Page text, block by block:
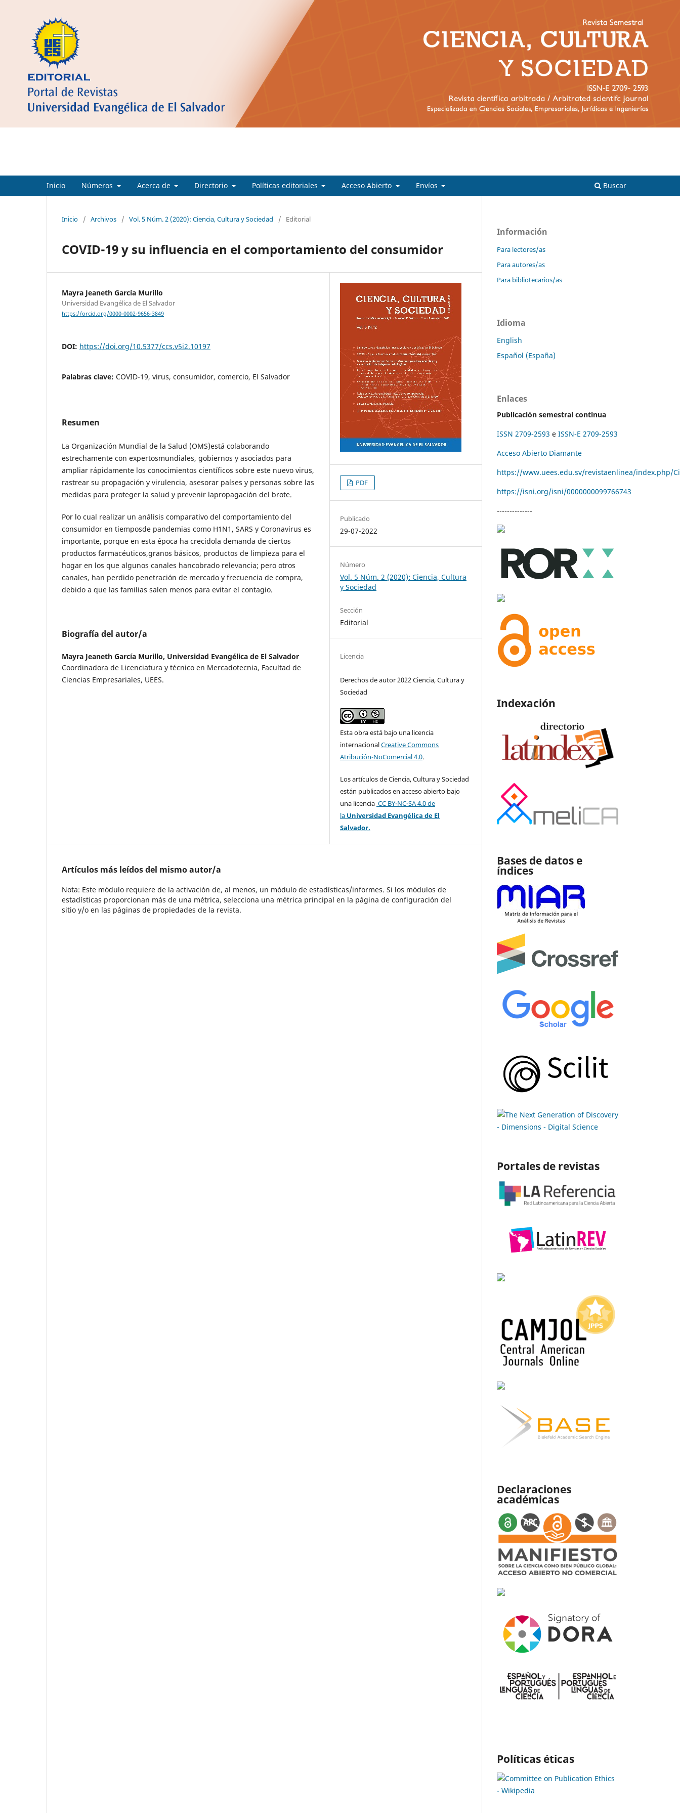
Inicio Números Acerca de Directorio Políticas editoriales Acceso Abierto Envíos Buscar
Inicio / Archivos / Vol. 5 Núm. 2 (2020): Ciencia, Cultura y Sociedad / Editorial
COVID-19 y su influencia en el comportamiento del consumidor
Mayra Jeaneth García Murillo
Universidad Evangélica de El Salvador
https://orcid.org/0000-0002-9656-3849
DOI: https://doi.org/10.5377/ccs.v5i2.10197
Palabras clave: COVID-19, virus, consumidor, comercio, El Salvador
Resumen
La Organización Mundial de la Salud (OMS)está colaborando
estrechamente con expertosmundiales, gobiernos y asociados para
ampliar rápidamente los conocimientos científicos sobre este nuevo virus,
rastrear su propagación y virulencia, asesorar países y personas sobre las
medidas para proteger la salud y prevenir lapropagación del brote.
Por lo cual realizar un análisis comparativo del comportamiento del
consumidor en tiemposde pandemias como H1N1, SARS y Coronavirus es
importante, porque en esta época ha crecidola demanda de ciertos
productos farmacéuticos,granos básicos, productos de limpieza para el
hogar en los que algunos canales hancobrado relevancia; pero otros
canales, han perdido penetración de mercado y frecuencia de compra,
debido a que las familias salen menos para evitar el contagio.
Biografía del autor/a
Mayra Jeaneth García Murillo, Universidad Evangélica de El Salvador
Coordinadora de Licenciatura y técnico en Mercadotecnia, Facultad de
Ciencias Empresariales, UEES.
PDF
Publicado
29-07-2022
Número
Vol. 5 Núm. 2 (2020): Ciencia, Cultura
y Sociedad
Sección
Editorial
Licencia
Derechos de autor 2022 Ciencia, Cultura y
Sociedad
Esta obra está bajo una licencia
internacionalCreative Commons
Atribución-NoComercial 4.0.
Los artículos de Ciencia, Cultura y Sociedad
están publicados en acceso abierto bajo
una licencia CC BY-NC-SA 4.0de
la Universidad Evangélica de El
Salvador.
Artículos más leídos del mismo autor/a
Nota: Este módulo requiere de la activación de, al menos, un módulo de estadísticas/informes. Si los módulos de
estadísticas proporcionan más de una métrica, selecciona una métrica principal en la página de configuración del
sitio y/o en las páginas de propiedades de la revista.
Información
Para lectores/as
Para autores/as
Para bibliotecarios/as
Idioma
English
Español (España)
Enlaces
Publicación semestral continua
ISSN 2709-2593 e ISSN-E 2709-2593
Acceso Abierto Diamante
https://www.uees.edu.sv/revistaenlinea/index.php/
https://isni.org/isni/0000000099766743
--------------
Indexación
Bases de datos e
índices
Portales de revistas
Declaraciones
académicas
Políticas éticas